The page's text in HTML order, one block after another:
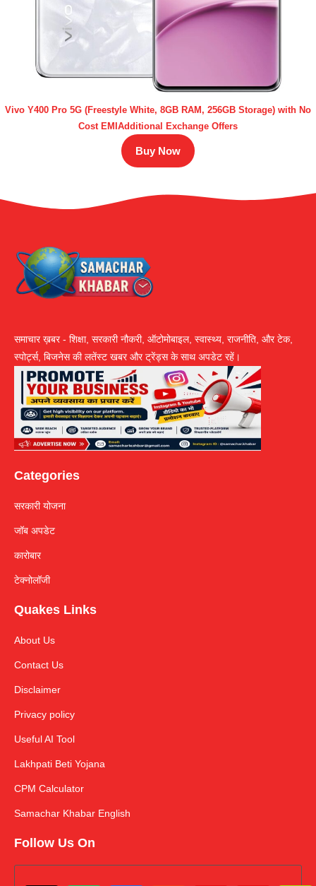
Vivo Y400 Pro 5G (Freestyle White, 8GB RAM, 256GB Storage) with No
Cost EMIAdditional Exchange Offers
Buy Now
समाचार ख़बर - शिक्षा, सरकारी नौकरी, ऑटोमोबाइल, स्वास्थ्य, राजनीति, और टेक,
स्पोर्ट्स, बिजनेस की लतेंस्ट खबर और ट्रेंड्स के साथ अपडेट रहें।
Categories
सरकारी योजना
जॉब अपडेट
कारोबार
टेक्नोलॉजी
Quakes Links
About Us
Contact Us
Disclaimer
Privacy policy
Useful AI Tool
Lakhpati Beti Yojana
CPM Calculator
Samachar Khabar English
Follow Us On